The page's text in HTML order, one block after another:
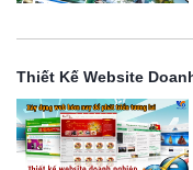
Thiết Kế Website